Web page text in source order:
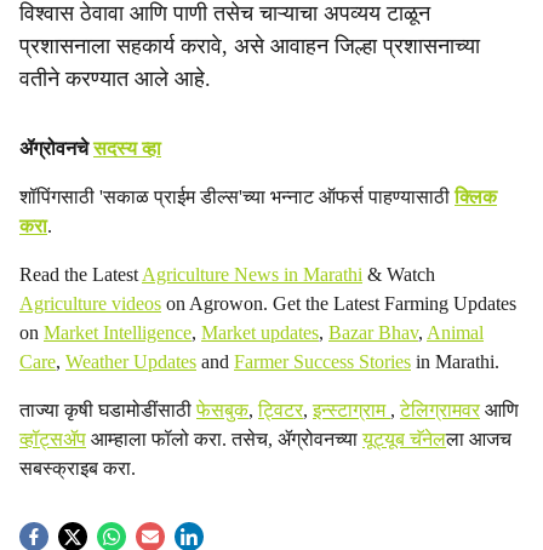
विश्वास ठेवावा आणि पाणी तसेच चाऱ्याचा अपव्यय टाळून
प्रशासनाला सहकार्य करावे, असे आवाहन जिल्हा प्रशासनाच्या
वतीने करण्यात आले आहे.
ॲग्रोवनचेसदस्य व्हा
शॉपिंगसाठी 'सकाळ प्राईम डील्स'च्या भन्नाट ऑफर्स पाहण्यासाठीक्लिक
करा.
Read the Latest Agriculture News in Marathi & Watch
Agriculture videos on Agrowon. Get the Latest Farming Updates
on Market Intelligence, Market updates, Bazar Bhav, Animal
Care, Weather Updates and Farmer Success Stories in Marathi.
ताज्या कृषी घडामोडींसाठीफेसबुक,ट्विटर,इन्स्टाग्राम ,टेलिग्रामवरआणि
व्हॉट्सॲप आम्हाला फॉलो करा. तसेच, ॲग्रोवनच्यायूट्यूब चॅनेलला आजच
सबस्क्राइब करा.